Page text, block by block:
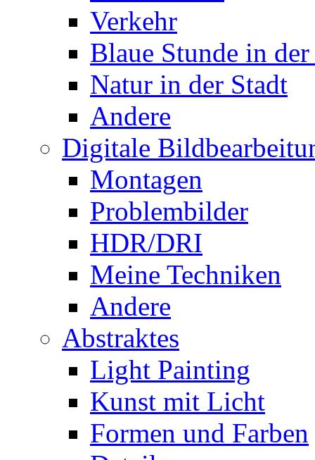
Verkehr
Blaue Stunde in
Natur in der Stadt
Andere
Digitale
Montagen
Problembilder
HDR/DRI
Meine Techniken
Andere
Abstraktes
Light Painting
Kunst mit Licht
Formen und Farben